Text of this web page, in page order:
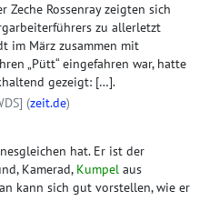
Zeche Rossenray zeigten sich
zu allerletzt
im März zusammen mit
„Pütt“ eingefahren war, hatte
gezeigt: […].
(zeit.de)
hat. Er ist der
Kamerad, Kumpel aus
kann sich gut vorstellen, wie er